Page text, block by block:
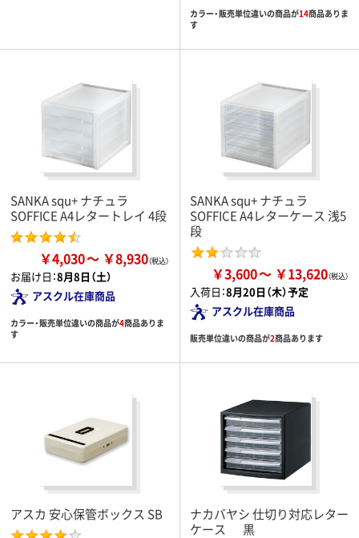
カラー・販売単位違いの商品が14商品ありま
す
SANKA squ+ ナチュラ
SOFFICE A4レタートレイ 4段
￥4,030 ￥8,930
お届け日：8月8日（土）
アスクル在庫商品
カラー・販売単位違いの商品が4商品ありま
す
SANKA squ+ ナチュラ
SOFFICE A4レターケース 浅5
段
￥3,600 ￥13,620
入荷日：8月20日（木）予定
アスクル在庫商品
販売単位違いの商品が2商品あります
アスカ 安心保管ボックス SB
ナカバヤシ 仕切り対応レター
ケース 黒